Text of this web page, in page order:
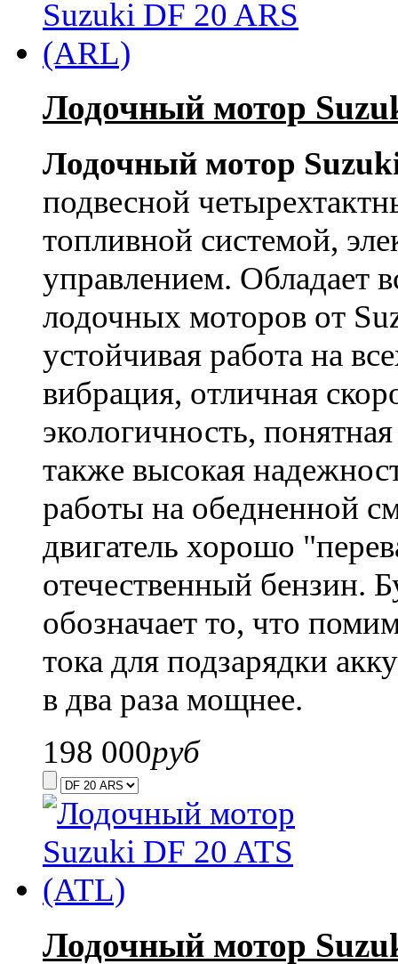
Лодочный мотор
Лодочный мотор
подвесной
топливной системой,
управлением. Обладает
лодочных моторов от
устойчивая работа на
вибрация, отличная
экологичность,
также высокая
работы на обедненной
двигатель хорошо
отечественный бензин.
обозначает то, что
тока для подзарядки
в два раза мощнее.
198 000руб
Лодочный мотор